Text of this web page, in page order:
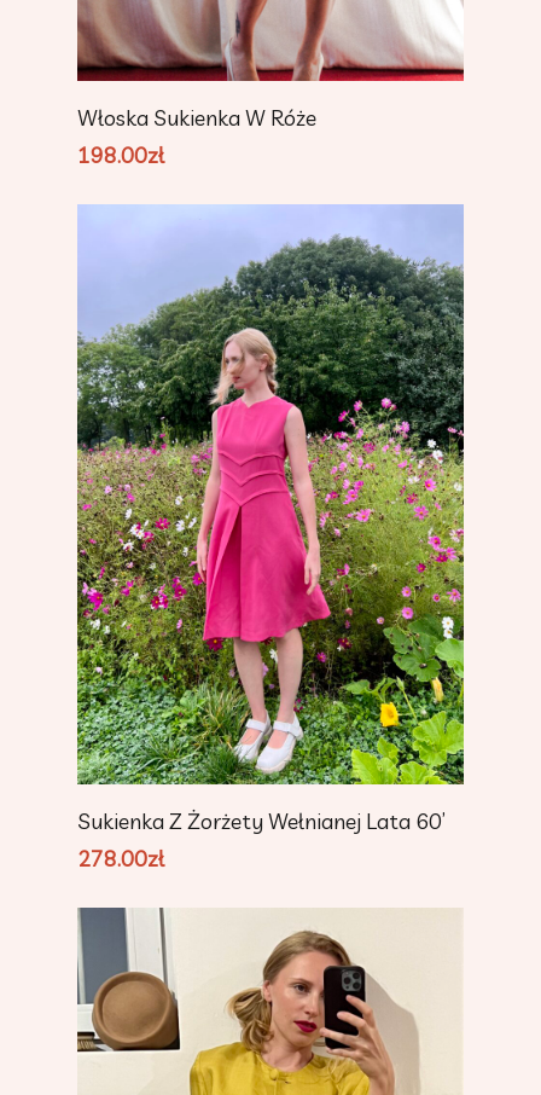
Add To Cart
Włoska Sukienka W Róże
198.00zł
Add To Cart
Sukienka Z Żorżety Wełnianej Lata 60’
278.00zł